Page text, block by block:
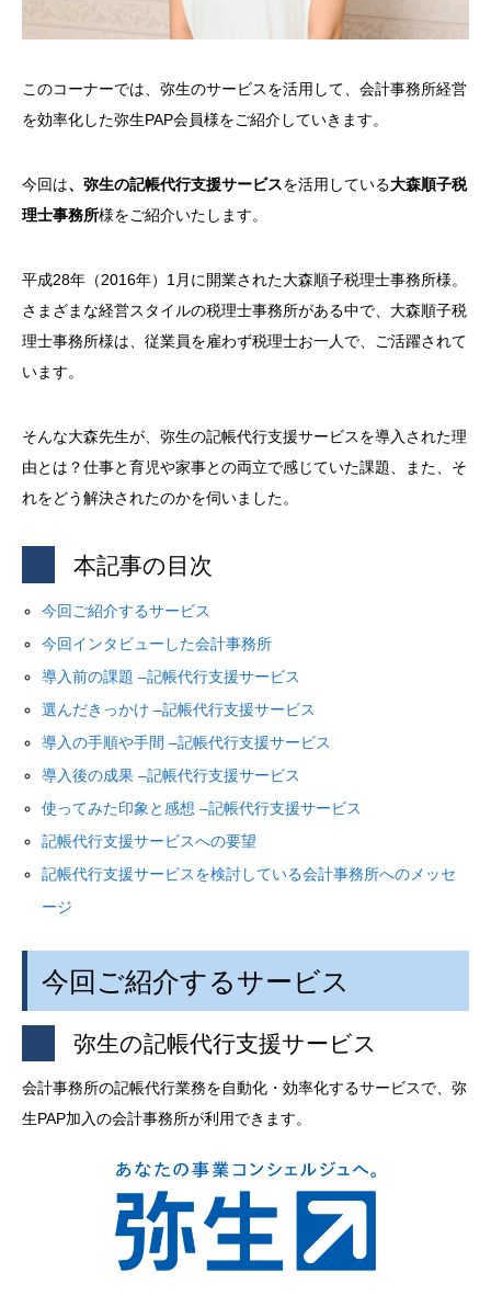
このコーナーでは、弥生のサービスを活用して、会計事務所経営
を効率化した弥生PAP会員様をご紹介していきます。
今回は、弥生の記帳代行支援サービスを活用している大森順子税
理士事務所様をご紹介いたします。
平成28年（2016年） 1 月に開業された大森順子税理士事務所様。
さまざまな経営スタイルの税理士事務所がある中で、大森順子税
理士事務所様は、従業員を雇わず税理士お一人で、ご活躍されて
います。
そんな大森先生が、弥生の記帳代行支援サービスを導入された理
由とは？仕事と育児や家事との両立で感じていた課題、また、そ
れをどう解決されたのかを伺いました。
本記事の目次
今回ご紹介するサービス
今回インタビューした会計事務所
導入前の課題 –記帳代行支援サービス
選んだきっかけ –記帳代行支援サービス
導入の手順や手間 –記帳代行支援サービス
導入後の成果 –記帳代行支援サービス
使ってみた印象と感想 –記帳代行支援サービス
記帳代行支援サービスへの要望
記帳代行支援サービスを検討している会計事務所へのメッセ
ージ
今回ご紹介するサービス
弥生の記帳代行支援サービス
会計事務所の記帳代行業務を自動化・効率化するサービスで、弥
生PAP加入の会計事務所が利用できます。